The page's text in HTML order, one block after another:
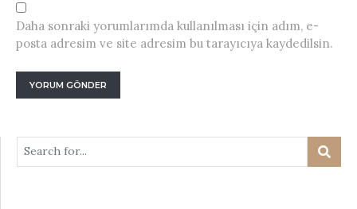
Daha sonraki yorumlarımda kullanılması için adım, e-
posta adresim ve site adresim bu tarayıcıya kaydedilsin.